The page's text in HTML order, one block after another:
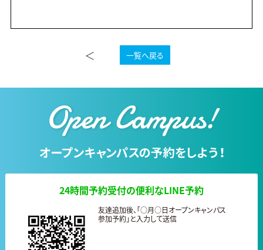
＜ 一覧へ戻る
24時間予約受付の便利なLINE予約
友達追加後、「○月○日オープンキャンパス
参加予約」と入力して送信